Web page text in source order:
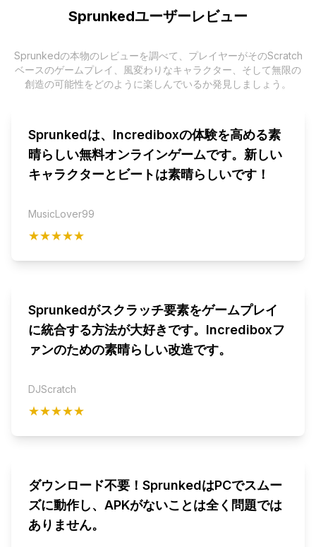
Sprunkedユーザーレビュー
Sprunkedの本物のレビューを調べて、プレイヤーがそのScratch
ベースのゲームプレイ、風変わりなキャラクター、そして無限の
創造の可能性をどのように楽しんでいるか発見しましょう。
Sprunkedは、Incrediboxの体験を高める素
晴らしい無料オンラインゲームです。新しい
キャラクターとビートは素晴らしいです！
MusicLover99
★★★★★
Sprunkedがスクラッチ要素をゲームプレイ
に統合する方法が大好きです。Incrediboxフ
ァンのための素晴らしい改造です。
DJScratch
★★★★★
ダウンロード不要！SprunkedはPCでスムー
ズに動作し、APKがないことは全く問題では
ありません。